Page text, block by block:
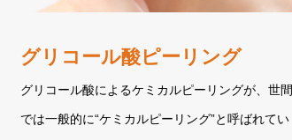
グリコール酸ピーリング
グリコール酸によるケミカルピーリングが、世間
では一般的に“ケミカルピーリング”と呼ばれてい